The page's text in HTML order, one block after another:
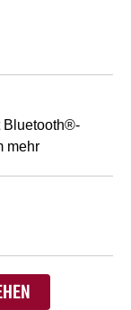
Bluetooth®-
mehr